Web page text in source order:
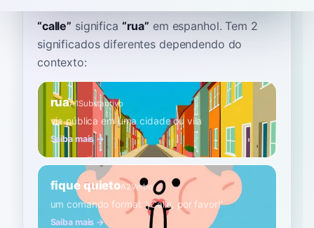
“calle” significa “rua” em espanhol. Tem 2
significados diferentes dependendo do
contexto:
ruaA1Substantivo
via pública em uma cidade ou vila
Saiba mais →
fique quietoA2Verbo
um comando formal: '¡Calle, por favor!'
Saiba mais →